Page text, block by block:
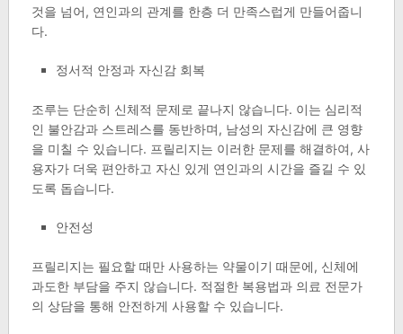
것을 넘어, 연인과의 관계를 한층 더 만족스럽게 만들어줍니
다.
정서적 안정과 자신감 회복
조루는 단순히 신체적 문제로 끝나지 않습니다. 이는 심리적
인 불안감과 스트레스를 동반하며, 남성의 자신감에 큰 영향
을 미칠 수 있습니다. 프릴리지는 이러한 문제를 해결하여, 사
용자가 더욱 편안하고 자신 있게 연인과의 시간을 즐길 수 있
도록 돕습니다.
안전성
프릴리지는 필요할 때만 사용하는 약물이기 때문에, 신체에
과도한 부담을 주지 않습니다. 적절한 복용법과 의료 전문가
의 상담을 통해 안전하게 사용할 수 있습니다.